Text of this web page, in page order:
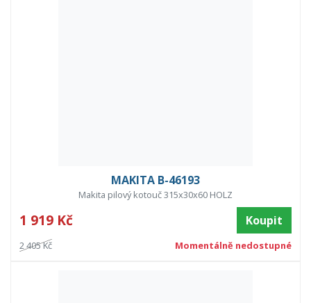
MAKITA B-46193
Makita pilový kotouč 315x30x60 HOLZ
1 919 Kč Koupit
2 405 Kč Momentálně nedostupné